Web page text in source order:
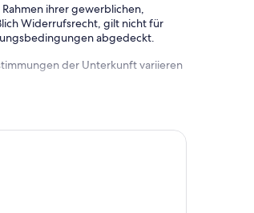
ihrer gewerblichen,
Widerrufsrecht, gilt nicht für
abgedeckt.
der Unterkunft variieren